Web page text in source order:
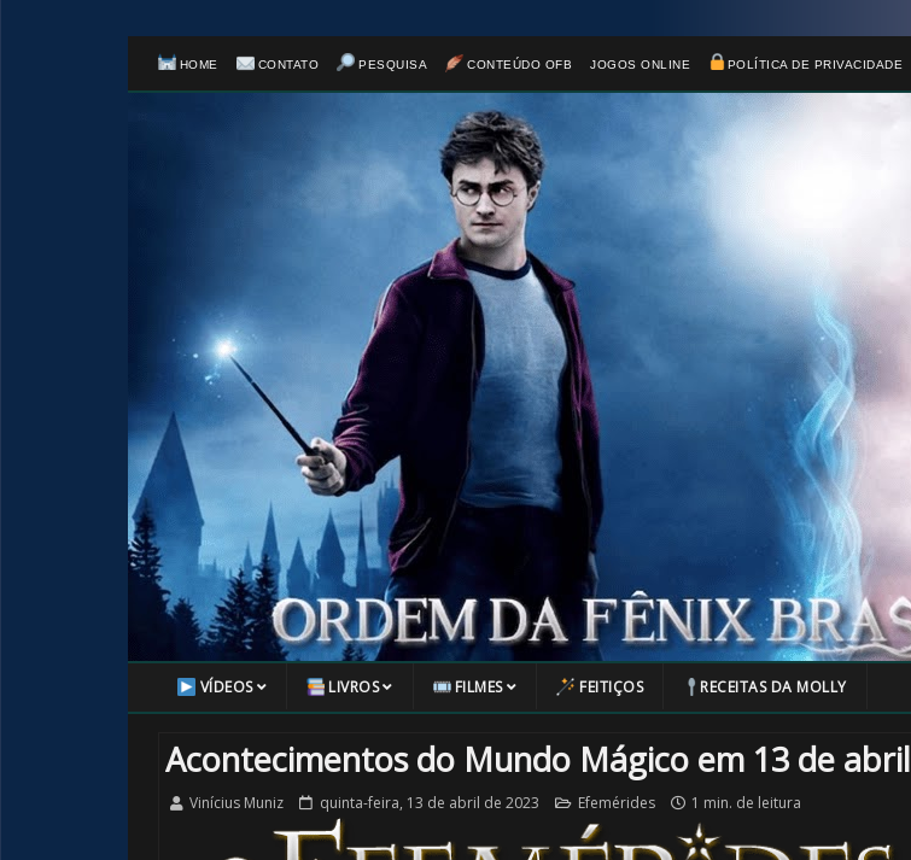
HOME CONTATO PESQUISA CONTEÚDO OFB JOGOS ONLINE POLÍTICA DE PRIVACIDADE
VÍDEOS LIVROS FILMES FEITIÇOS RECEITAS DA MOLLY
Acontecimentos do Mundo Mágico em 13 de abril
Vinícius Muniz quinta-feira, 13 de abril de 2023 Efemérides 1 min. de leitura